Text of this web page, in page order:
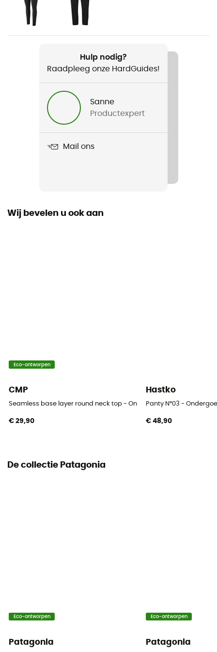
Dames
Gewicht
Cap TW Crew
Gebruikte Technologieën
Polartec® Power Grid / Polygiene® / Capilene®
Thermische bescherming
No
Gramgewicht (g/m2)
< 130 g/m²
Hulp nodig?
Raadpleeg onze HardGuides!
Sanne
Productexpert
Mail ons
Wij bevelen u ook aan
Eco-ontworpen
CMP
Seamless base layer round neck top - Ondergoed - Dames
€ 29,90
Hastko
Panty N°03 -
€ 48,90
De collectie Patagonia
Eco-ontworpen
Patagonia
Eco-ontworpen
Patagonia